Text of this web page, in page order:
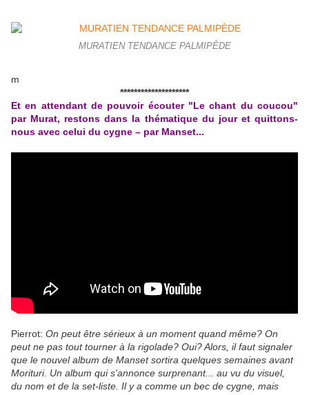
MURATIEN TENDANCE PALMIPÈDE
m
********************
Et en attendant de pouvoir écouter "Le chant du coucou"
par Murat, restons dans la thématique du jour et quittons-
nous avec celui du cygne – par Manset...
Pierrot: On peut être sérieux à un moment quand même? On
peut ne pas tout tourner à la rigolade? Oui? Alors, il faut signaler
que le nouvel album de Manset sortira quelques semaines avant
Morituri. Un album qui s'annonce surprenant... au vu du visuel,
du nom et de la set-liste. Il y a comme un bec de cygne, mais